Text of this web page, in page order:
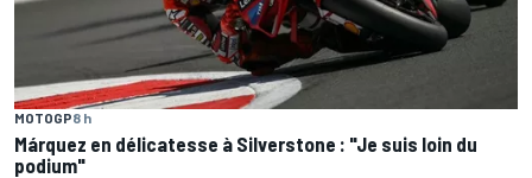
MOTOGP8 h
Márquez en délicatesse à Silverstone : "Je suis loin du
podium"